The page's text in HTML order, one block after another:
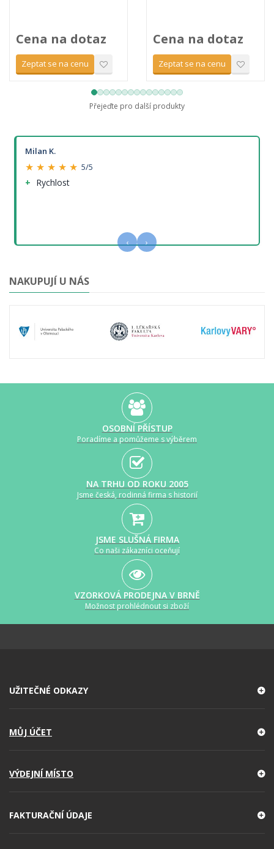
Cena na dotaz
Zeptat se na cenu
Cena na dotaz
Zeptat se na cenu
Přejeďte pro další produkty
Milan K.
★ ★ ★ ★ ★ 5/5
Rychlost
‹ ›
NAKUPUJÍ U NÁS
OSOBNÍ PŘÍSTUP
Poradíme a pomůžeme s výběrem
NA TRHU OD ROKU 2005
Jsme česká, rodinná firma s historií
JSME SLUŠNÁ FIRMA
Co naši zákazníci oceňují
VZORKOVÁ PRODEJNA V BRNĚ
Možnost prohlédnout si zboží
UŽITEČNÉ ODKAZY
MŮJ ÚČET
VÝDEJNÍ MÍSTO
FAKTURAČNÍ ÚDAJE